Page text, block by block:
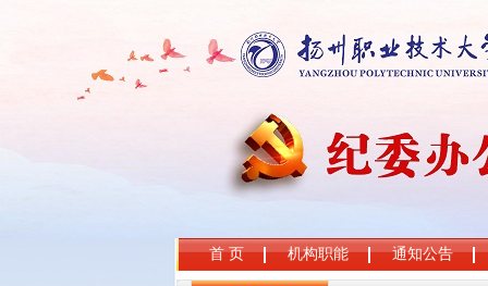
首 页 机构职能 通知公告